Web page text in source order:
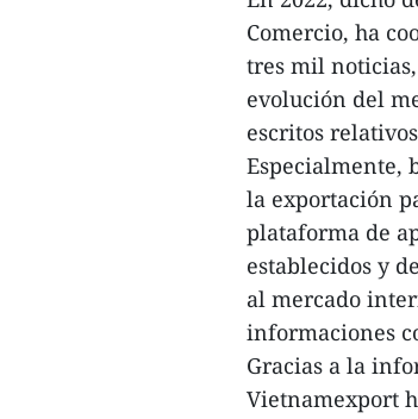
Comercio, ha
tres mil
evolución del
escritos
Especialmente,
la exportación
plataforma de
establecidos y
al mercado
informaciones
Gracias a la
Vietnamexport